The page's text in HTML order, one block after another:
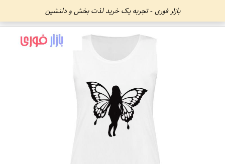
بازار فوری - تجربه یک خرید لذت بخش و دلنشین